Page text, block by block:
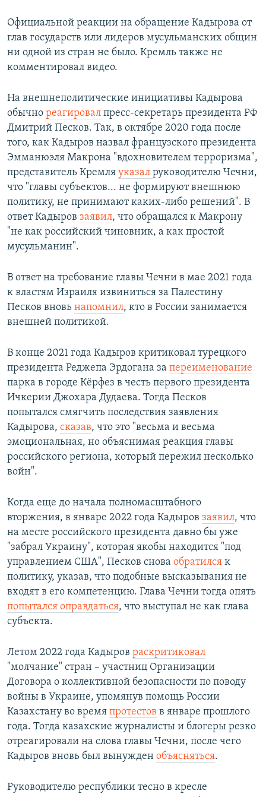
Официальной реакции на обращение Кадырова от
глав государств или лидеров мусульманских общин
ни одной из стран не было. Кремль также не
комментировал видео.
На внешнеполитические инициативы Кадырова
обычно реагировал пресс-секретарь президента РФ
Дмитрий Песков. Так, в октябре 2020 года после
того, как Кадыров назвал французского президента
Эмманюэля Макрона "вдохновителем терроризма",
представитель Кремля указал руководителю Чечни,
что "главы субъектов... не формируют внешнюю
политику, не принимают каких-либо решений". В
ответ Кадыров заявил, что обращался к Макрону
"не как российский чиновник, а как простой
мусульманин".
В ответ на требование главы Чечни в мае 2021 года
к властям Израиля извиниться за Палестину
Песков вновь напомнил, кто в России занимается
внешней политикой.
В конце 2021 года Кадыров критиковал турецкого
президента Реджепа Эрдогана за переименование
парка в городе Кёрфез в честь первого президента
Ичкерии Джохара Дудаева. Тогда Песков
попытался смягчить последствия заявления
Кадырова, сказав, что это "весьма и весьма
эмоциональная, но объяснимая реакция главы
российского региона, который пережил несколько
войн".
Когда еще до начала полномасштабного
вторжения, в январе 2022 года Кадыров заявил, что
на месте российского президента давно бы уже
"забрал Украину", которая якобы находится "под
управлением США", Песков снова обратился к
политику, указав, что подобные высказывания не
входят в его компетенцию. Глава Чечни тогда опять
попытался оправдаться, что выступал не как глава
субъекта.
Летом 2022 года Кадыров раскритиковал
"молчание" стран – участниц Организации
Договора о коллективной безопасности по поводу
войны в Украине, упомянув помощь России
Казахстану во время протестов в январе прошлого
года. Тогда казахские журналисты и блогеры резко
отреагировали на слова главы Чечни, после чего
Кадыров вновь был вынужден объясняться.
Руководителю республики тесно в кресле